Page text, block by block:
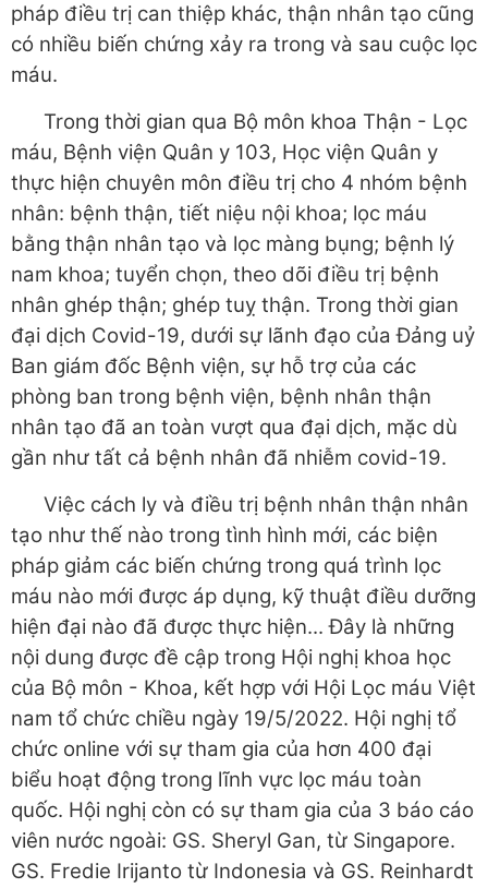
pháp điều trị can thiệp khác, thận nhân tạo cũng
có nhiều biến chứng xảy ra trong và sau cuộc lọc
máu.
Trong thời gian qua Bộ môn khoa Thận - Lọc
máu, Bệnh viện Quân y 103, Học viện Quân y
thực hiện chuyên môn điều trị cho 4 nhóm bệnh
nhân: bệnh thận, tiết niệu nội khoa; lọc máu
bằng thận nhân tạo và lọc màng bụng; bệnh lý
nam khoa; tuyển chọn, theo dõi điều trị bệnh
nhân ghép thận; ghép tuỵ thận. Trong thời gian
đại dịch Covid-19, dưới sự lãnh đạo của Đảng uỷ
Ban giám đốc Bệnh viện, sự hỗ trợ của các
phòng ban trong bệnh viện, bệnh nhân thận
nhân tạo đã an toàn vượt qua đại dịch, mặc dù
gần như tất cả bệnh nhân đã nhiễm covid-19.
Việc cách ly và điều trị bệnh nhân thận nhân
tạo như thế nào trong tình hình mới, các biện
pháp giảm các biến chứng trong quá trình lọc
máu nào mới được áp dụng, kỹ thuật điều dưỡng
hiện đại nào đã được thực hiện... Đây là những
nội dung được đề cập trong Hội nghị khoa học
của Bộ môn - Khoa, kết hợp với Hội Lọc máu Việt
nam tổ chức chiều ngày 19/5/2022. Hội nghị tổ
chức online với sự tham gia của hơn 400 đại
biểu hoạt động trong lĩnh vực lọc máu toàn
quốc. Hội nghị còn có sự tham gia của 3 báo cáo
viên nước ngoài: GS. Sheryl Gan, từ Singapore.
GS. Fredie Irijanto từ Indonesia và GS. Reinhardt